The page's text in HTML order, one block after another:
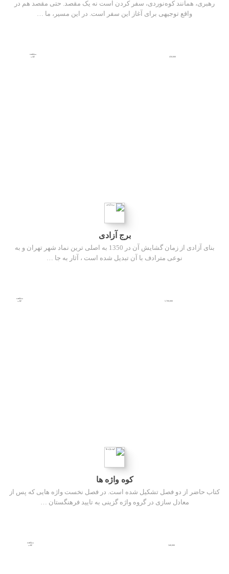
رهبری، همانند کوه‌نوردی، سفر کردن است نه یک مقصد. حتی مقصد هم در
واقع توجیهی برای آغاز این سفر است. در این مسیر، ما …
450,000
مشاهده
کتاب
برج آزادی
بنای آزادی از زمان گشایش آن در 1350 به اصلی ترین نماد شهر تهران و به
نوعی مترادف با آن تبدیل شده است ، آثار به جا …
5,700,000
مشاهده
کتاب
کوه واژه ها
کتاب حاضر از دو فصل تشکیل شده است. در فصل نخست واژه هایی که پس از
معادل سازی در گروه واژه گزینی به تایید فرهنگستان …
340,000
مشاهده
کتاب